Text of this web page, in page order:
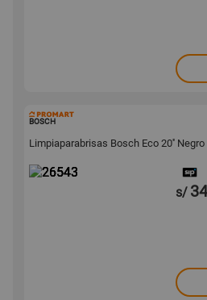
BOSCH
Limpiaparabrisas Bosch Eco 20'' Negro
s/ 34